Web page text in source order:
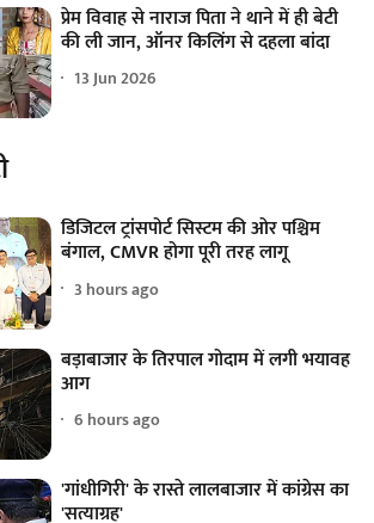
प्रेम विवाह से नाराज पिता ने थाने में ही बेटी
की ली जान, ऑनर किलिंग से दहला बांदा
13 Jun 2026
डिजिटल ट्रांसपोर्ट सिस्टम की ओर पश्चिम
बंगाल, CMVR होगा पूरी तरह लागू
3 hours ago
बड़ाबाजार के तिरपाल गोदाम में लगी भयावह
आग
6 hours ago
'गांधीगिरी' के रास्ते लालबाजार में कांग्रेस का
'सत्याग्रह'